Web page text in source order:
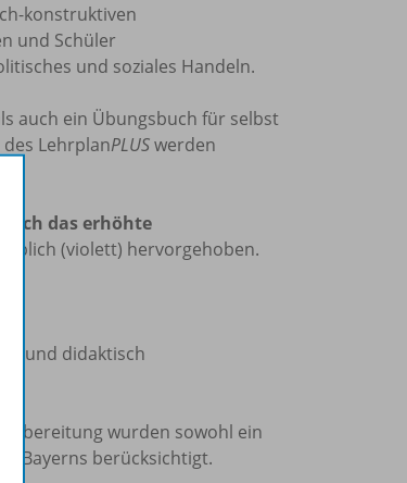
konstruktiven
und Schüler
und soziales Handeln.
auch ein Übungsbuch für selbst
des LehrplanPLUSwerden
das erhöhte
(violett) hervorgehoben.
und didaktisch
wurden sowohl ein
Bayerns berücksichtigt.